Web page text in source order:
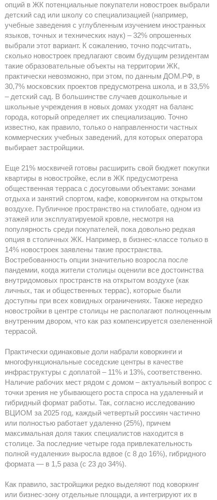
опций в ЖК потенциальные покупатели новостроек выбрали
детский сад или школу со специализацией (например,
учебные заведения с углубленным изучением иностранных
языков, точных и технических наук) – 32% опрошенных
выбрали этот вариант. К сожалению, точно подсчитать,
сколько новостроек предлагают своим будущим резидентам
такие образовательные объекты на территории ЖК,
практически невозможно, при этом, по данным ДОМ.РФ, в
30,7% московских проектов предусмотрена школа, и в 33,5%
– детский сад. В большинстве случаев дошкольные и
школьные учреждения в новых домах уходят на баланс
города, который определяет их специализацию. Точно
известно, как правило, только о направленности частных
коммерческих учебных заведений, для которых оператора
выбирает застройщики.
Еще 21% москвичей готовы расширить свой бюджет покупки
квартиры в новостройке, если в ЖК предусмотрена
общественная терраса с досуговыми объектами: зонами
отдыха и занятий спортом, кафе, коворкингом на открытом
воздухе. Публичное пространство на стилобате, одном из
этажей или эксплуатируемой кровле, несмотря на
популярность среди покупателей, пока довольно редкая
опция в столичных ЖК. Например, в бизнес-классе только в
14% новостроек заявлены такие пространства.
Востребованность опции значительно возросла после
пандемии, когда жители столицы оценили все достоинства
внутридомовых пространств на открытом воздухе (как
личных, так и общественных террас), которые были
доступны при всех ковидных ограничениях. Также нередко
новостройки в центре столицы не располагают полноценным
внутренним двором, что как раз компенсируется озелененной
террасой.
Практически одинаковые доли набрали коворкинги и
многофункциональные соседские центры в качестве
инфраструктуры с доплатой – 11% и 13%, соответственно.
Наличие рабочих мест рядом с домом – актуальный вопрос с
точки зрения не убывающего роста спроса на удаленный и
гибридный формат работы. Так, согласно исследованию
ВЦИОМ за 2025 год, каждый четвертый россиян частично
или полностью работает удаленно (25%), причем
максимальная доля таких специалистов находится в
столице. За последние четыре года привлекательность
полной «удаленки» выросла вдвое (с 8 до 16%), гибридного
формата — в 1,5 раза (с 23 до 34%).
Как правило, застройщики редко выделяют под коворкинг
или бизнес-зону отдельные площади, а интегрируют их в